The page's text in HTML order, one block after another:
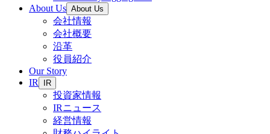
About Us About Us
会社情報
会社概要
沿革
役員紹介
Our Story
IR
IR
投資家情報
IRニュース
経営情報